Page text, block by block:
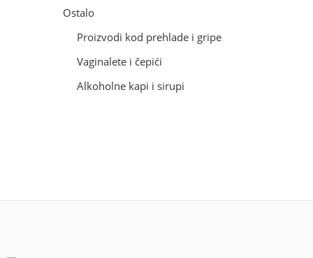
Ostalo
Proizvodi kod prehlade i gripe
Vaginalete i čepići
Alkoholne kapi i sirupi